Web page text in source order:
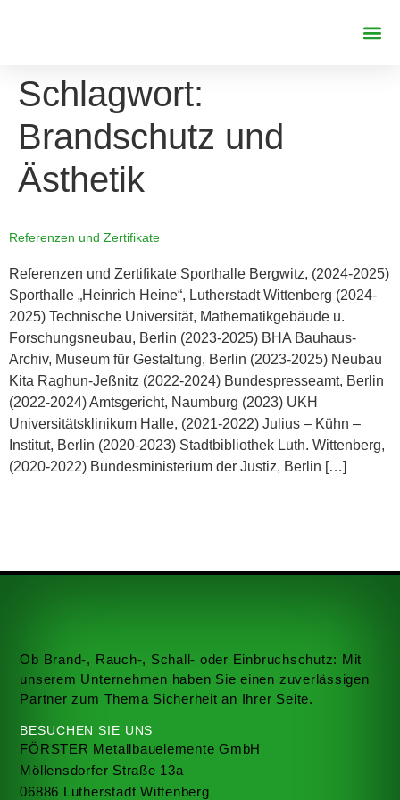
Schlagwort:
Brandschutz und
Ästhetik
Referenzen und Zertifikate
Referenzen und Zertifikate Sporthalle Bergwitz, (2024-2025)
Sporthalle „Heinrich Heine“, Lutherstadt Wittenberg (2024-
2025) Technische Universität, Mathematikgebäude u.
Forschungsneubau, Berlin (2023-2025) BHA Bauhaus-
Archiv, Museum für Gestaltung, Berlin (2023-2025) Neubau
Kita Raghun-Jeßnitz (2022-2024) Bundespresseamt, Berlin
(2022-2024) Amtsgericht, Naumburg (2023) UKH
Universitätsklinikum Halle, (2021-2022) Julius – Kühn –
Institut, Berlin (2020-2023) Stadtbibliothek Luth. Wittenberg,
(2020-2022) Bundesministerium der Justiz, Berlin […]
Ob Brand-, Rauch-, Schall- oder Einbruchschutz: Mit
unserem Unternehmen haben Sie einen zuverlässigen
Partner zum Thema Sicherheit an Ihrer Seite.
BESUCHEN SIE UNS
FÖRSTER Metallbauelemente GmbH
Möllensdorfer Straße 13a
06886 Lutherstadt Wittenberg